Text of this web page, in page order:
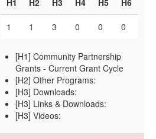
H1 H2 H3 H4 H5 H6
1 1 3 0 0 0
[H1] Community Partnership
Grants - Current Grant Cycle
[H2] Other Programs:
[H3] Downloads:
[H3] Links & Downloads:
[H3] Videos: